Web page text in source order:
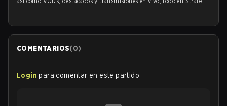
COMENTARIOS(0)
Login para comentar en este partido